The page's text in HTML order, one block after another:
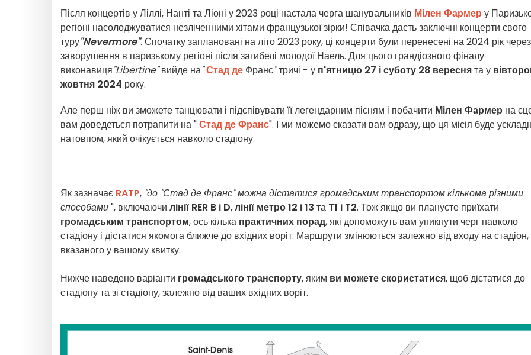
Після концертів у Ліллі, Нанті та Ліоні у 2023 році настала черга шанувальників Мілен Фармер у
регіоні насолоджуватися незліченними хітами французької зірки! Співачка дасть заключні концерти свого
туру"Nevermore". Спочатку заплановані на літо 2023 року, ці концерти були перенесені на 2024 рік через
заворушення в паризькому регіоні після загибелі молодої Наель. Для цього грандіозного фіналу
виконавиця"Libertine"вийде на"Стад де Франс"тричі - у п'ятницю 27 і суботу 28 вереснята у
жовтня 2024 року.
Але перш ніж ви зможете танцювати і підспівувати її легендарним пісням і побачити Мілен Фармер на
вам доведеться потрапити на "Стад де Франс". І ми можемо сказати вам одразу, що ця місія буде
натовпом, який очікується навколо стадіону.
Як зазначає RATP, "до "Стад де Франс" можна дістатися громадським транспортом кількома різними
способами", включаючи лінії RER B і D,лінії метро 12 і 13 та T1 і T2. Тож якщо ви плануєте приїхати
громадським транспортом, ось кілька практичних порад, які допоможуть вам уникнути черг навколо
стадіону і дістатися якомога ближче до вхідних воріт. Маршрути змінюються залежно від входу на стадіон,
вказаного у вашому квитку.
Нижче наведено варіанти громадського транспорту, яким ви можете скористатися, щоб дістатися до
стадіону та зі стадіону, залежно від ваших вхідних воріт.